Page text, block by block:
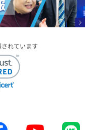
れています